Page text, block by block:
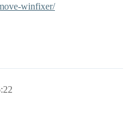
winfixer/